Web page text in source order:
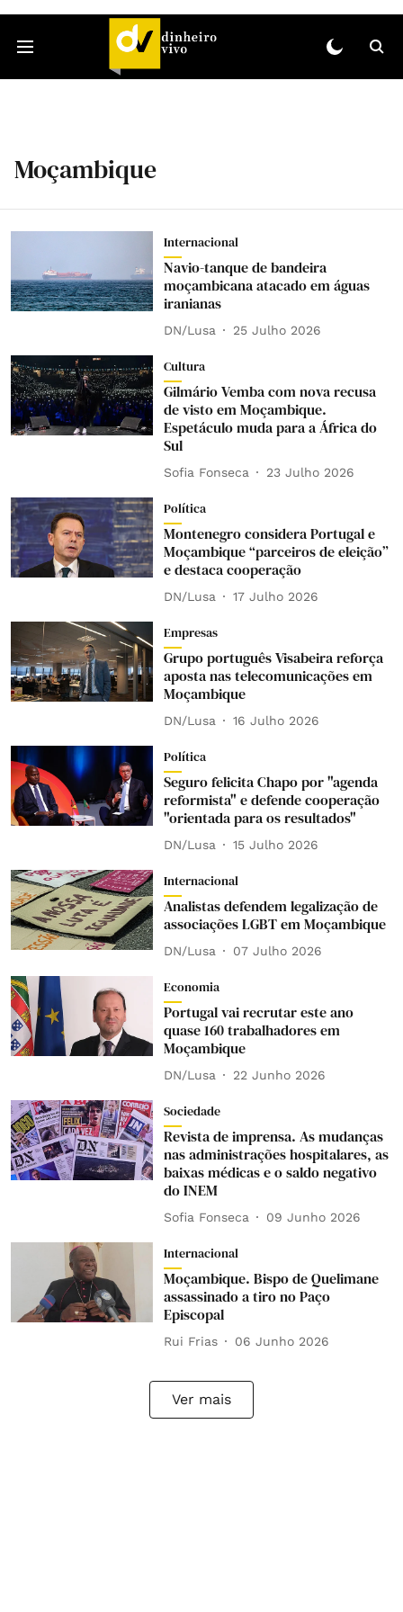
Moçambique
Internacional
Navio-tanque de bandeira
moçambicana atacado em águas
iranianas
DN/Lusa 25 Julho 2026
Cultura
Gilmário Vemba com nova recusa
de visto em Moçambique.
Espetáculo muda para a África do
Sul
Sofia Fonseca 23 Julho 2026
Política
Montenegro considera Portugal e
Moçambique “parceiros de eleição”
e destaca cooperação
DN/Lusa 17 Julho 2026
Empresas
Grupo português Visabeira reforça
aposta nas telecomunicações em
Moçambique
DN/Lusa 16 Julho 2026
Política
Seguro felicita Chapo por "agenda
reformista" e defende cooperação
"orientada para os resultados"
DN/Lusa 15 Julho 2026
Internacional
Analistas defendem legalização de
associações LGBT em Moçambique
DN/Lusa 07 Julho 2026
Economia
Portugal vai recrutar este ano
quase 160 trabalhadores em
Moçambique
DN/Lusa 22 Junho 2026
Sociedade
Revista de imprensa. As mudanças
nas administrações hospitalares, as
baixas médicas e o saldo negativo
do INEM
Sofia Fonseca 09 Junho 2026
Internacional
Moçambique. Bispo de Quelimane
assassinado a tiro no Paço
Episcopal
Rui Frias 06 Junho 2026
Ver mais